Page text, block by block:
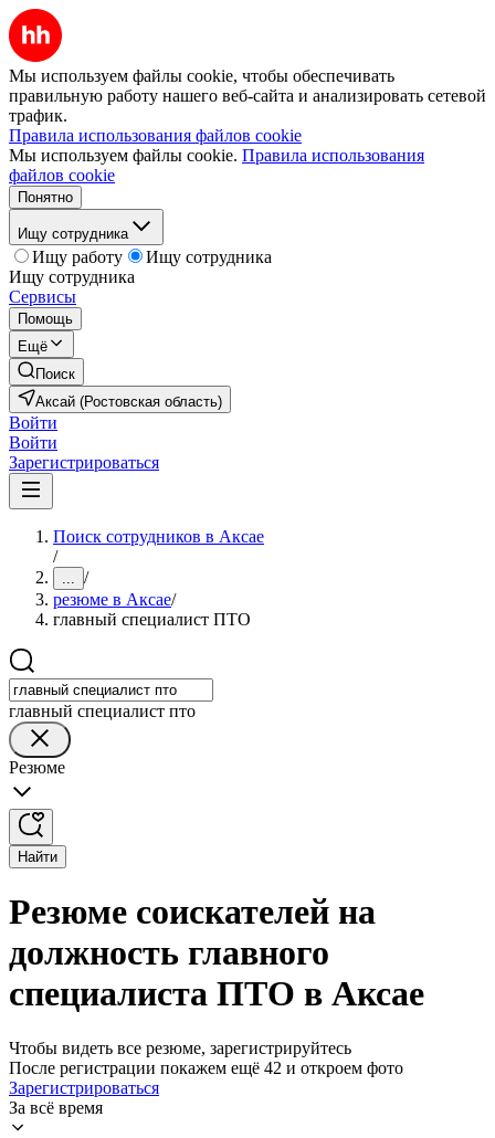
Мы используем файлы cookie, чтобы обеспечивать
правильную работу нашего веб-сайта и анализировать сетевой
трафик.
Правила использования файлов cookie
Мы используем файлы cookie. Правила использования
файлов cookie
Понятно
Ищу сотрудника
Ищу работу
Ищу сотрудника
Ищу сотрудника
Сервисы
Помощь
Ещё
Поиск
Аксай (Ростовская область)
Войти
Войти
Зарегистрироваться
Поиск сотрудников в Аксае
/
... /
резюме в Аксае/
главный специалист ПТО
главный специалист пто
Резюме
Найти
Резюме соискателей на
должность главного
специалиста ПТО в Аксае
Чтобы видеть все резюме, зарегистрируйтесь
После регистрации покажем ещё 42 и откроем фото
Зарегистрироваться
За всё время